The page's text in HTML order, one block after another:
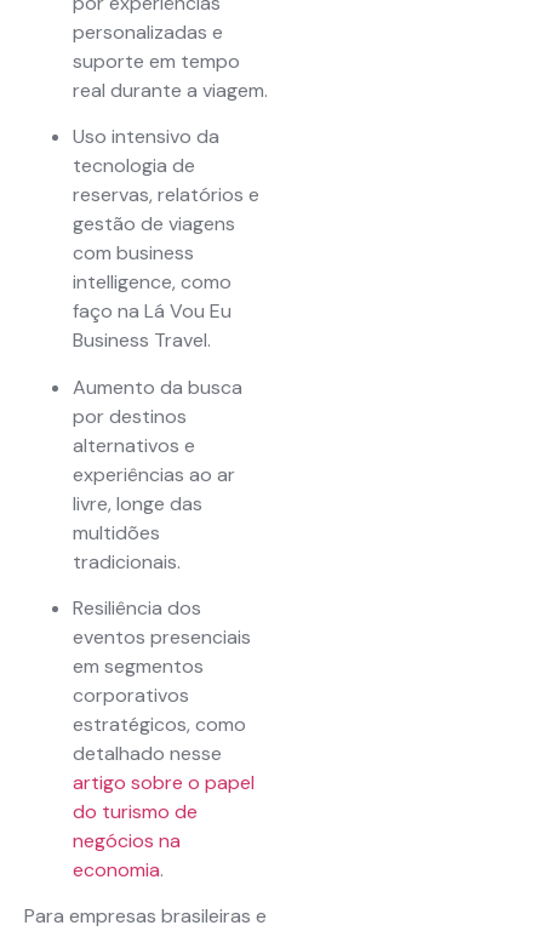
personalizadas e
suporte em tempo
real durante a viagem.
Uso intensivo da
tecnologia de
reservas, relatórios e
gestão de viagens
com business
intelligence, como
faço na Lá Vou Eu
Business Travel.
Aumento da busca
por destinos
alternativos e
experiências ao ar
livre, longe das
multidões
tradicionais.
Resiliência dos
eventos presenciais
em segmentos
corporativos
estratégicos, como
detalhado nesse
artigo sobre o papel
do turismo de
negócios na
economia.
Para empresas brasileiras e